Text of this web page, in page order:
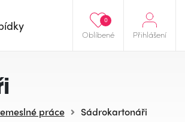
Oblíbené
0
Přihlášení
práce Sádrokartonáři